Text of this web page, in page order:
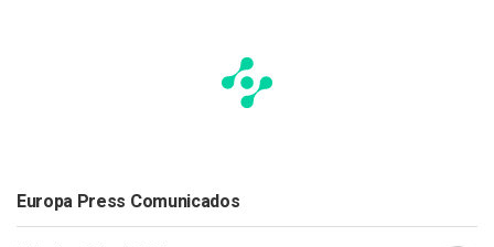
Europa Press Comunicados